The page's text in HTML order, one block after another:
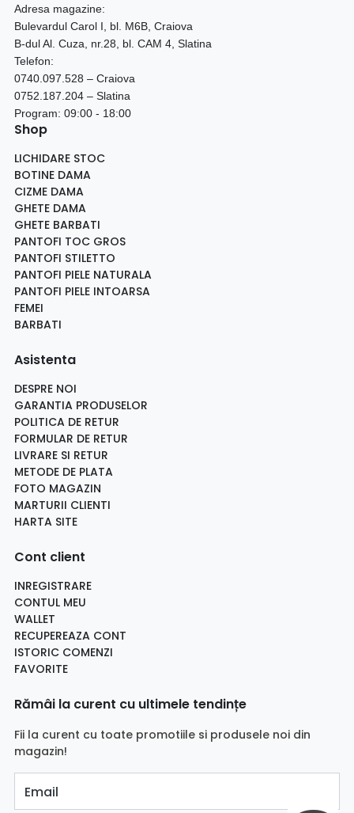
Adresa magazine:
Bulevardul Carol I, bl. M6B, Craiova
B-dul Al. Cuza, nr.28, bl. CAM 4, Slatina
Telefon:
0740.097.528 – Craiova
0752.187.204 – Slatina
Program: 09:00 - 18:00
Shop
LICHIDARE STOC
BOTINE DAMA
CIZME DAMA
GHETE DAMA
GHETE BARBATI
PANTOFI TOC GROS
PANTOFI STILETTO
PANTOFI PIELE NATURALA
PANTOFI PIELE INTOARSA
FEMEI
BARBATI
Asistenta
DESPRE NOI
GARANTIA PRODUSELOR
POLITICA DE RETUR
FORMULAR DE RETUR
LIVRARE SI RETUR
METODE DE PLATA
FOTO MAGAZIN
MARTURII CLIENTI
HARTA SITE
Cont client
INREGISTRARE
CONTUL MEU
WALLET
RECUPEREAZA CONT
ISTORIC COMENZI
FAVORITE
Rămâi la curent cu ultimele tendințe
Fii la curent cu toate promotiile si produsele noi din
magazin!
Email